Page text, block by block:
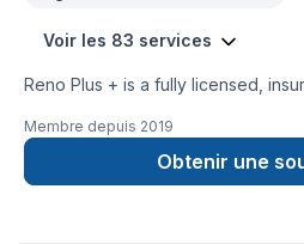
Voir les 83 services
Reno Plus + is a fully licensed,
remodeling expert specializing in
jobs according to their specific
Membre depuis 2019
Obtenir une